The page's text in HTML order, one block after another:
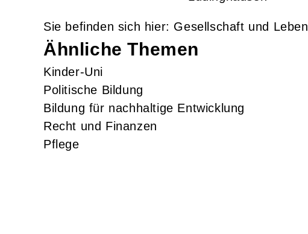
Gesellschaft und Leben
Ähnliche Themen
Kinder-Uni
Politische Bildung
Bildung für nachhaltige Entwicklung
Recht und Finanzen
Pflege